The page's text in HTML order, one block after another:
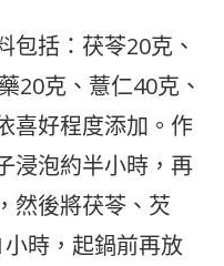
包括：茯苓20克、
20克、薏仁40克、
喜好程度添加。作
浸泡約半小時，再
然後將茯苓、芡
時，起鍋前再放